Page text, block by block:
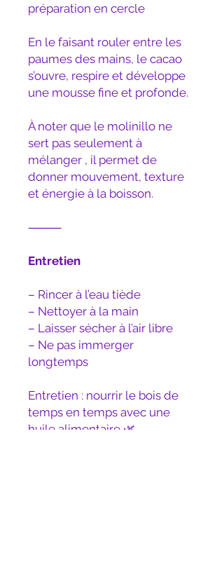
préparation en cercle
En le faisant rouler entre les
paumes des mains, le cacao
s’ouvre, respire et développe
une mousse fine et profonde.
À noter que le molinillo ne
sert pas seulement à
mélanger , il permet de
donner mouvement, texture
et énergie à la boisson.
⸻
Entretien
– Rincer à l’eau tiède
– Nettoyer à la main
– Laisser sécher à l’air libre
– Ne pas immerger
longtemps
Entretien : nourrir le bois de
temps en temps avec une
huile alimentaire 🌿